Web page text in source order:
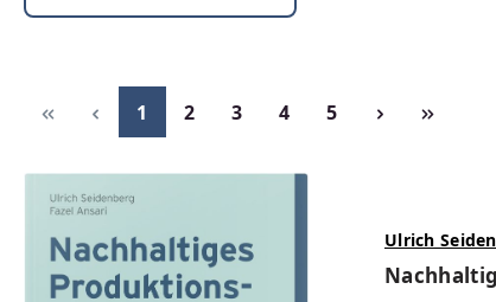
Seite
1 Seite
2 Seite
3 Seite
4 Seite
5
Ulrich